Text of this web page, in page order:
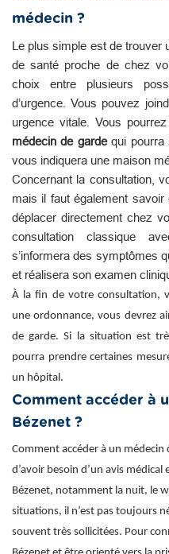
médecin ?
Le plus simple est de trouver
de santé proche de chez
choix entre plusieurs
d’urgence. Vous pouvez
urgence vitale. Vous
médecin de gardequi pourra
vous indiquera une maison
Concernant la consultation,
mais il faut également
déplacer directement chez
consultation classique
s’informera des symptômes
et réalisera son examen
À la fin de votre consultation,
une ordonnance, vous devrez
de garde. Si la situation est
pourra prendre certaines
un hôpital.
Comment accéder à
Bézenet ?
Comment accéder à un médecin
d’avoir besoin d’un avis
Bézenet, notamment la nuit, le
situations, il n’est pas toujours
souvent très sollicitées. Pour